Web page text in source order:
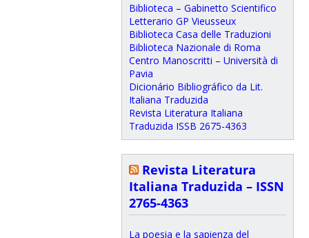
Biblioteca – Gabinetto Scientifico
Letterario GP Vieusseux
Biblioteca Casa delle Traduzioni
Biblioteca Nazionale di Roma
Centro Manoscritti – Università di
Pavia
Dicionário Bibliográfico da Lit.
Italiana Traduzida
Revista Literatura Italiana
Traduzida ISSB 2675-4363
Revista Literatura
Italiana Traduzida – ISSN
2765-4363
La poesia e la sapienza del